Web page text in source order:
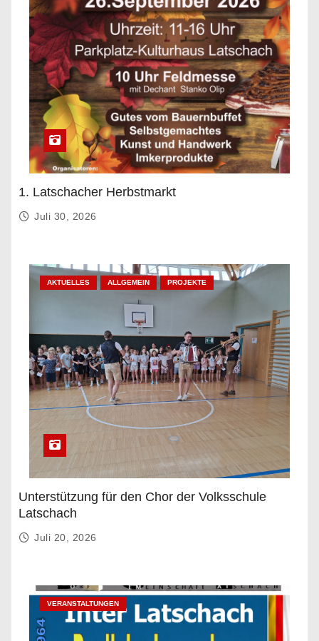
1. Latschacher Herbstmarkt
Juli 30, 2026
AKTUELLES ALLGEMEIN PROJEKTE
Unterstützung für den Chor der Volksschule
Latschach
Juli 20, 2026
VERANSTALTUNGEN